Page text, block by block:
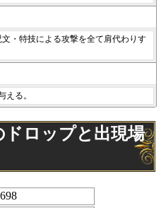
・特技による攻撃を全て肩代わりす
える。
ロップと出現場
698